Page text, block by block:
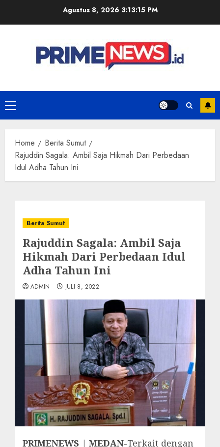
Agustus 8, 2026 3:13:16 PM
Primary
Menu
Home
Berita Sumut
Rajuddin Sagala: Ambil Saja Hikmah Dari Perbedaan
Idul Adha Tahun Ini
Berita Sumut
Rajuddin Sagala: Ambil Saja
Hikmah Dari Perbedaan Idul
Adha Tahun Ini
ADMIN JULI 8, 2022
PRIMENEWS | MEDAN-Terkait dengan